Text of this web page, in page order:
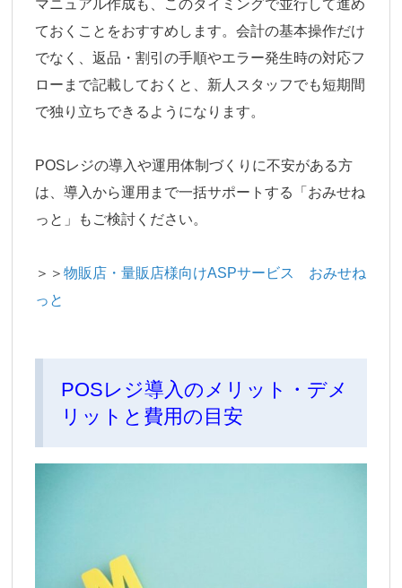
マニュアル作成も、このタイミングで並行して進め
ておくことをおすすめします。会計の基本操作だけ
でなく、返品・割引の手順やエラー発生時の対応フ
ローまで記載しておくと、新人スタッフでも短期間
で独り立ちできるようになります。
POSレジの導入や運用体制づくりに不安がある方
は、導入から運用まで一括サポートする「おみせね
っと」もご検討ください。
＞＞物販店・量販店様向けASPサービス おみせね
っと
POSレジ導入のメリット・デメ
リットと費用の目安